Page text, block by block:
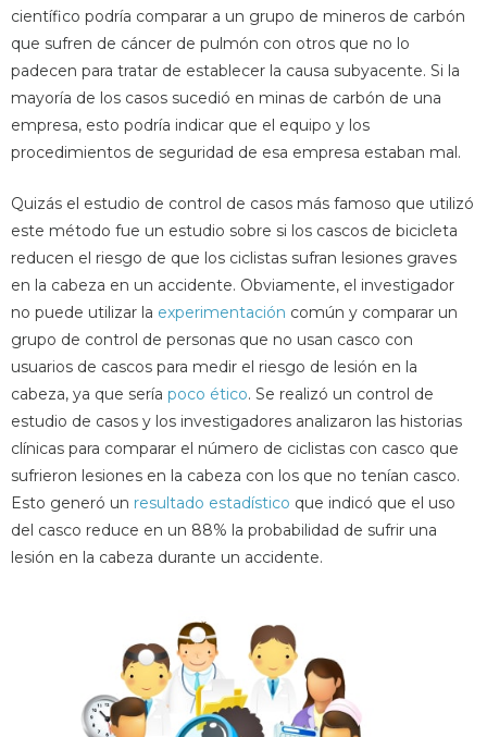
científico podría comparar a un grupo de mineros de carbón
que sufren de cáncer de pulmón con otros que no lo
padecen para tratar de establecer la causa subyacente. Si la
mayoría de los casos sucedió en minas de carbón de una
empresa, esto podría indicar que el equipo y los
procedimientos de seguridad de esa empresa estaban mal.
Quizás el estudio de control de casos más famoso que utilizó
este método fue un estudio sobre si los cascos de bicicleta
reducen el riesgo de que los ciclistas sufran lesiones graves
en la cabeza en un accidente. Obviamente, el investigador
no puede utilizar la experimentación común y comparar un
grupo de control de personas que no usan casco con
usuarios de cascos para medir el riesgo de lesión en la
cabeza, ya que sería poco ético. Se realizó un control de
estudio de casos y los investigadores analizaron las historias
clínicas para comparar el número de ciclistas con casco que
sufrieron lesiones en la cabeza con los que no tenían casco.
Esto generó un resultado estadístico que indicó que el uso
del casco reduce en un 88% la probabilidad de sufrir una
lesión en la cabeza durante un accidente.